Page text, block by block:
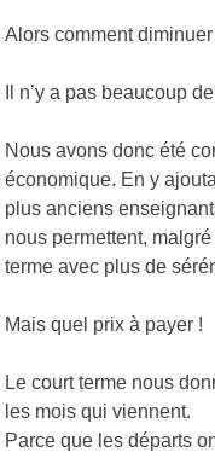
Alors comment
Il n’y a pas beaucoup
Nous avons donc été
économique. En y
plus anciens
nous permettent,
terme avec plus de
Mais quel prix à payer !
Le court terme nous
les mois qui viennent.
Parce que les départs